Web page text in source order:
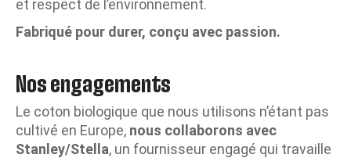
et respect de l’environnement.
Fabriqué pour durer, conçu avec passion.
Nos engagements
Le coton biologique que nous utilisons n’étant pas
cultivé en Europe, nous collaborons avec
Stanley/Stella, un fournisseur engagé qui travaille